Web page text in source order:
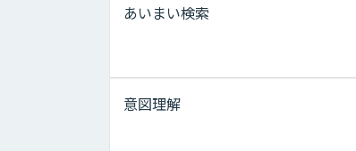
あいまい検索
意図理解